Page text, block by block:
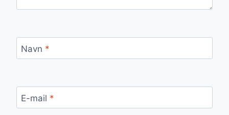
Navn *
E-mail *